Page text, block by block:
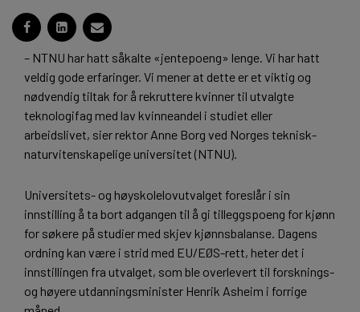
– NTNU har hatt såkalte «jentepoeng» lenge. Vi har hatt
veldig gode erfaringer. Vi mener at dette er et viktig og
nødvendig tiltak for å rekruttere kvinner til utvalgte
teknologifag med lav kvinneandel i studiet eller
arbeidslivet, sier rektor Anne Borg ved Norges teknisk-
naturvitenskapelige universitet (NTNU).
Universitets- og høyskolelovutvalget foreslår i sin
innstilling å ta bort adgangen til å gi tilleggspoeng for kjønn
for søkere på studier med skjev kjønnsbalanse. Dagens
ordning kan være i strid med EU/EØS-rett, heter det i
innstillingen fra utvalget, som ble overlevert til forsknings-
og høyere utdanningsminister Henrik Asheim i forrige